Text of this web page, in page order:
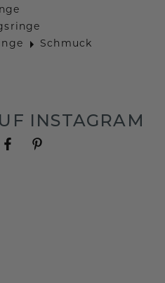
Schmuck
INSTAGRAM